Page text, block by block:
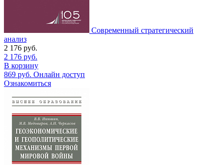
Современный стратегический
анализ
2 176 руб.
2 176 руб.
В корзину
869 руб. Онлайн доступ
Ознакомиться